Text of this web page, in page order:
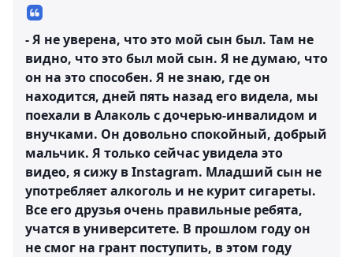
- Я не уверена, что это мой сын был. Там не
видно, что это был мой сын. Я не думаю, что
он на это способен. Я не знаю, где он
находится, дней пять назад его видела, мы
поехали в Алаколь с дочерью-инвалидом и
внучками. Он довольно спокойный, добрый
мальчик. Я только сейчас увидела это
видео, я сижу в Instagram. Младший сын не
употребляет алкоголь и не курит сигареты.
Все его друзья очень правильные ребята,
учатся в университете. В прошлом году он
не смог на грант поступить, в этом году